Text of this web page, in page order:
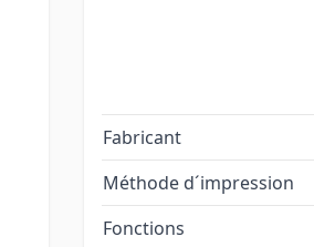
Fabricant
Méthode d´impression
Fonctions